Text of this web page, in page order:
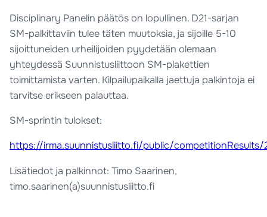
Disciplinary Panelin päätös on lopullinen. D21-sarjan
SM-palkittaviin tulee täten muutoksia, ja sijoille 5-10
sijoittuneiden urheilijoiden pyydetään olemaan
yhteydessä Suunnistusliittoon SM-plakettien
toimittamista varten. Kilpailupaikalla jaettuja palkintoja ei
tarvitse erikseen palauttaa.
SM-sprintin tulokset:
https://irma.suunnistusliitto.fi/public/competitionResults/
Lisätiedot ja palkinnot: Timo Saarinen,
timo.saarinen(a)suunnistusliitto.fi